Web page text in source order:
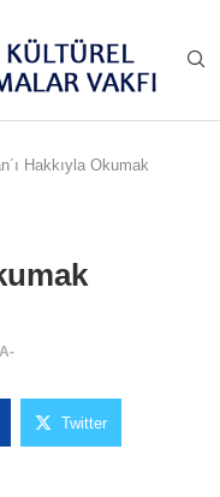
Hakkıyla Okumak
A-
Twitter